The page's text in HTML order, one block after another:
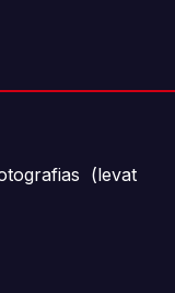
(levat